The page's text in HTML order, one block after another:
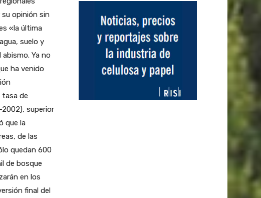
opinión sin
«la última
suelo y
Ya no
ha venido
tasa de
superior
que la
de las
quedan 600
de bosque
en los
final del